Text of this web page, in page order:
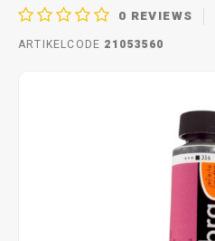
0 REVIEWS
ARTIKELCODE 21053560